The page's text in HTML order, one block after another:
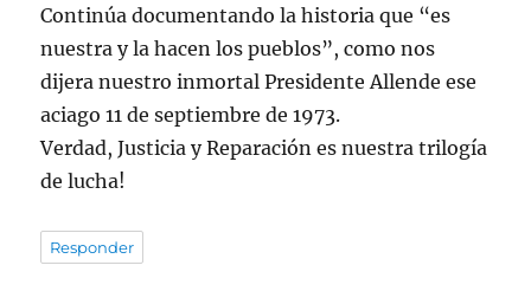
Continúa documentando la historia que “es
nuestra y la hacen los pueblos”, como nos
dijera nuestro inmortal Presidente Allende ese
aciago 11 de septiembre de 1973.
Verdad, Justicia y Reparación es nuestra trilogía
de lucha!
Responder